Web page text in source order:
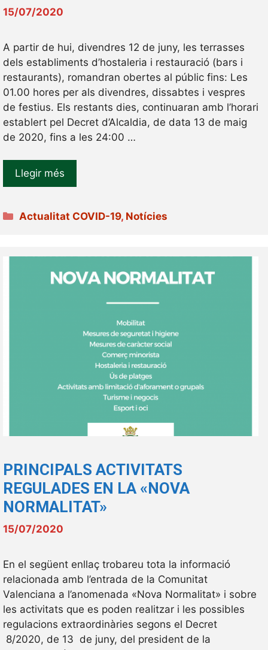
15/07/2020
A partir de hui, divendres 12 de juny, les terrasses
dels establiments d’hostaleria i restauració (bars i
restaurants), romandran obertes al públic fins: Les
01.00 hores per als divendres, dissabtes i vespres
de festius. Els restants dies, continuaran amb l’horari
establert pel Decret d’Alcaldia, de data 13 de maig
de 2020, fins a les 24:00 …
Llegir més
Categories
Actualitat COVID-19, Notícies
PRINCIPALS ACTIVITATS
REGULADES EN LA «NOVA
NORMALITAT»
15/07/2020
En el següent enllaç trobareu tota la informació
relacionada amb l’entrada de la Comunitat
Valenciana a l’anomenada «Nova Normalitat» i sobre
les activitats que es poden realitzar i les possibles
regulacions extraordinàries segons el Decret
8/2020, de 13 de juny, del president de la